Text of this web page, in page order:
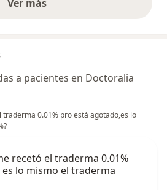
Ver másopiniones anteriores
a pacientes en Doctoralia
0.01% pro está agotado,es lo
recetó el traderma 0.01%
lo mismo el traderma